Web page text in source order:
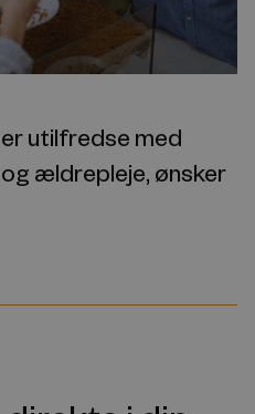
utilfredse med
ældrepleje, ønsker